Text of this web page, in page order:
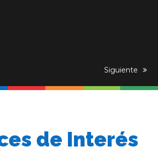
next
Siguiente
de Interés